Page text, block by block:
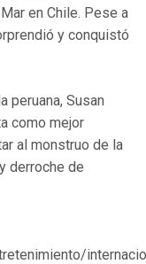
en Chile. Pese a
y conquistó
peruana, Susan
como mejor
al monstruo de la
derroche de